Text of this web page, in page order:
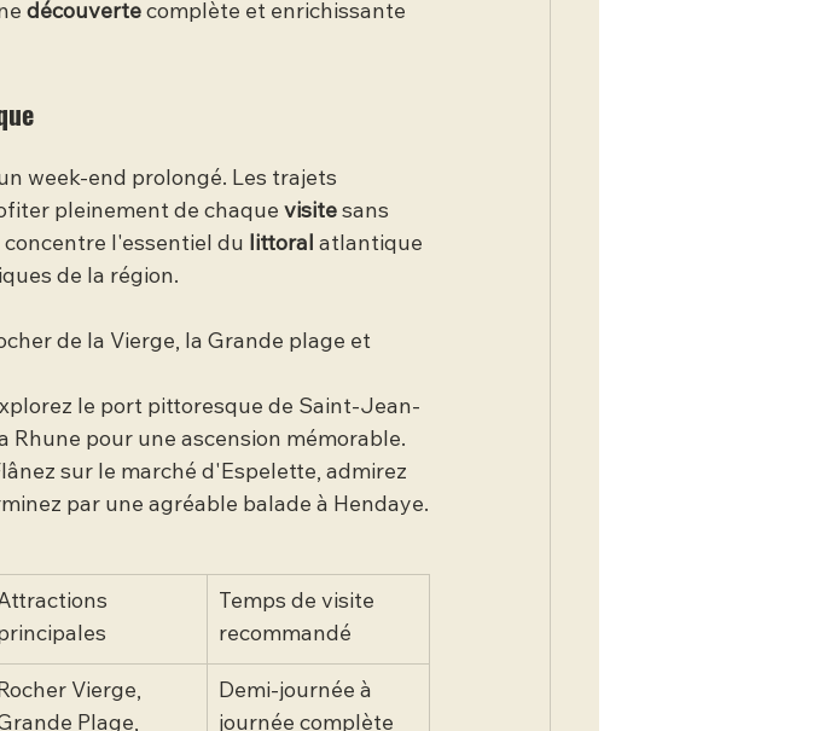
découverte complète et enrichissante
week-end prolongé. Les trajets
pleinement de chaque visite sans
concentre l'essentiel du littoral atlantique
de la région.
de la Vierge, la Grande plage et
le port pittoresque de Saint-Jean-
pour une ascension mémorable.
sur le marché d'Espelette, admirez
par une agréable balade à Hendaye.
Temps de visite
recommandé
Rocher Vierge,
Plage,
Demi-journée à
journée complète